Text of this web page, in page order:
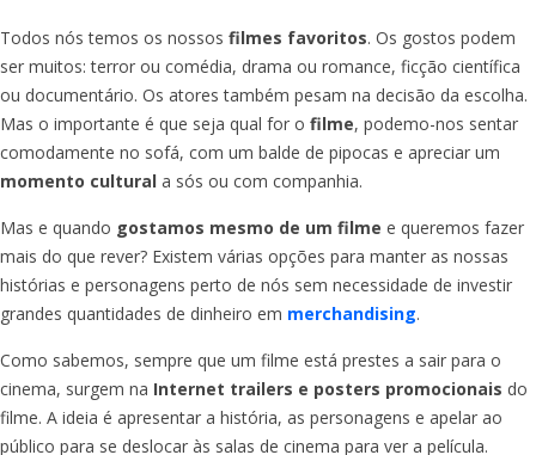
Todos nós temos os nossos filmes favoritos. Os gostos podem
ser muitos: terror ou comédia, drama ou romance, ficção científica
ou documentário. Os atores também pesam na decisão da escolha.
Mas o importante é que seja qual for o filme, podemo-nos sentar
comodamente no sofá, com um balde de pipocas e apreciar um
momento cultural a sós ou com companhia.
Mas e quando gostamos mesmo de um filme e queremos fazer
mais do que rever? Existem várias opções para manter as nossas
histórias e personagens perto de nós sem necessidade de investir
grandes quantidades de dinheiro em merchandising.
Como sabemos, sempre que um filme está prestes a sair para o
cinema, surgem na Internet trailers e posters promocionais do
filme. A ideia é apresentar a história, as personagens e apelar ao
público para se deslocar às salas de cinema para ver a película.